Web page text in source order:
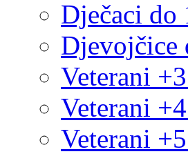
Dječaci do
Djevojčice
Veterani
Veterani
Veterani